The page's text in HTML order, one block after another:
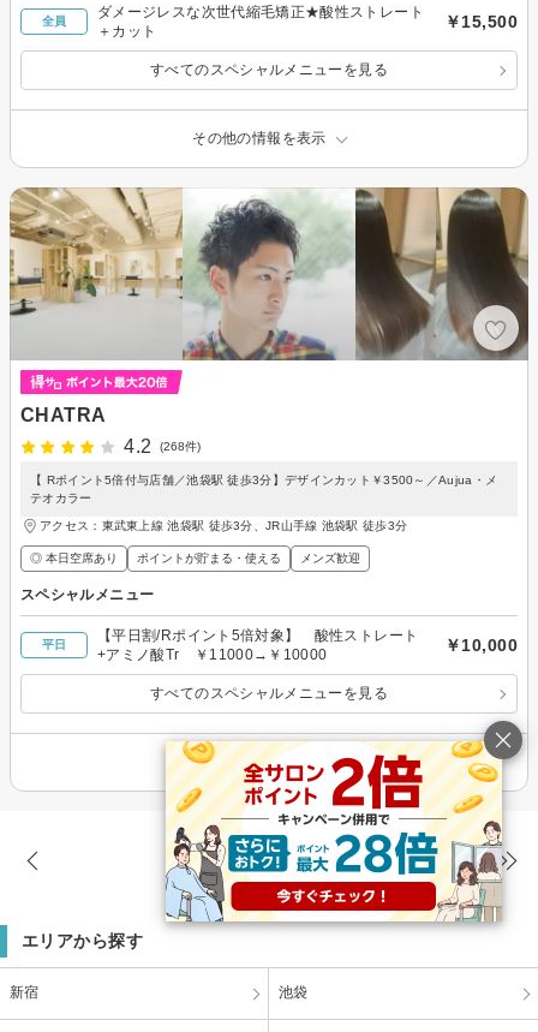
全員
ダメージレスな次世代縮毛矯正★酸性ストレート
＋カット
￥15,500
すべてのスペシャルメニューを見る
その他の情報を表示
CHATRA
4.2
(268件)
【 Rポイント5倍付与店舗／池袋駅 徒歩3分】デザインカット￥3500～／Aujua・メ
テオカラー
アクセス：東武東上線 池袋駅 徒歩3分、JR山手線 池袋駅 徒歩3分
◎ 本日空席あり ポイントが貯まる・使える メンズ歓迎
スペシャルメニュー
平日
【平日割/Rポイント5倍対象】 酸性ストレート
+アミノ酸Tr ￥11000→￥10000
￥10,000
すべてのスペシャルメニューを見る
その他の情報を表示
324件
(2/11ページ)
エリアから探す
新宿 池袋